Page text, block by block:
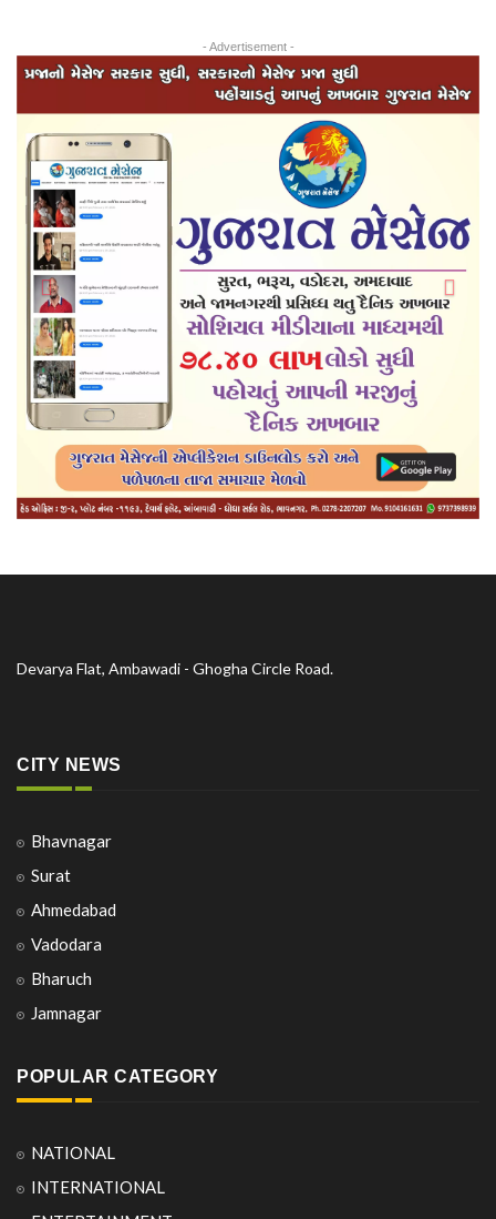
- Advertisement -
Previous
Devarya Flat, Ambawadi - Ghogha Circle Road.
CITY NEWS
Bhavnagar
Surat
Ahmedabad
Vadodara
Bharuch
Jamnagar
POPULAR CATEGORY
NATIONAL
INTERNATIONAL